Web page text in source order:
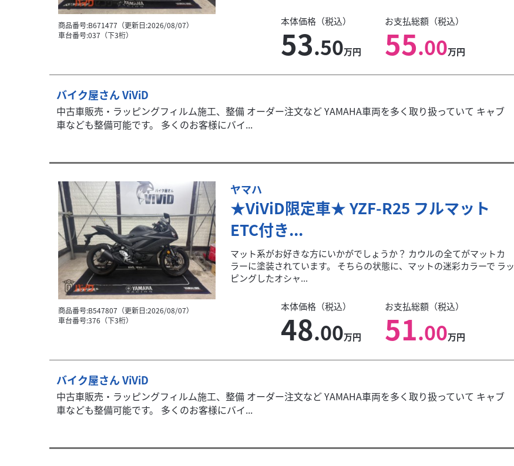
商品番号:B671477（更新日:2026/08/07）
車台番号:037（下3桁）
本体価格（税込）
53.50万円
お支払総額（税込）
55.00万円
バイク屋さん ViViD
中古車販売・ラッピングフィルム施工、整備 オーダー注文など YAMAHA車両を多く取り扱っていて キャブ
車なども整備可能です。 多くのお客様にバイ...
商品番号:B547807（更新日:2026/08/07）
車台番号:376（下3桁）
ヤマハ
★ViViD限定車★ YZF-R25 フルマット
ETC付き...
マット系がお好きな方にいかがでしょうか？ カウルの全てがマットカ
ラーに塗装されています。 そちらの状態に、マットの迷彩カラーで ラッ
ピングしたオシャ...
本体価格（税込）
48.00万円
お支払総額（税込）
51.00万円
バイク屋さん ViViD
中古車販売・ラッピングフィルム施工、整備 オーダー注文など YAMAHA車両を多く取り扱っていて キャブ
車なども整備可能です。 多くのお客様にバイ...